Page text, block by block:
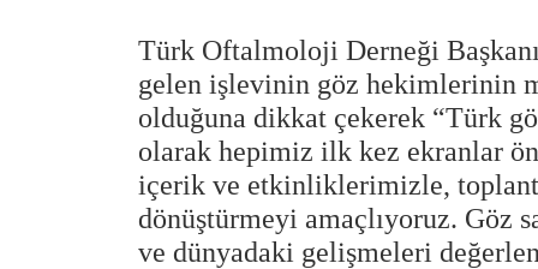
Türk Oftalmoloji Derneği
gelen işlevinin göz hekimlerinin
olduğuna dikkat çekerek “Türk
olarak hepimiz ilk kez ekranlar
içerik ve etkinliklerimizle,
dönüştürmeyi amaçlıyoruz. Göz
ve dünyadaki gelişmeleri